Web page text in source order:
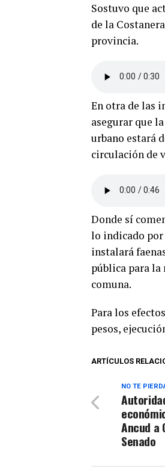
Sostuvo que
de la
provincia.
En otra de las
asegurar que
urbano estará
circulación de
Donde sí
lo indicado por
instalará
pública para la
comuna.
Para los
pesos,
ARTÍCULOS
NO TE
Ancud a
Senado